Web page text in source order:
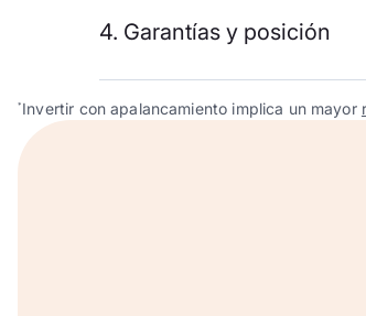
4. Garantías y posición
* Invertir con apalancamiento implica un mayor